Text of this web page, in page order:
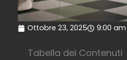
Ottobre 23, 2025 9:00 am
Tabella dei Contenuti